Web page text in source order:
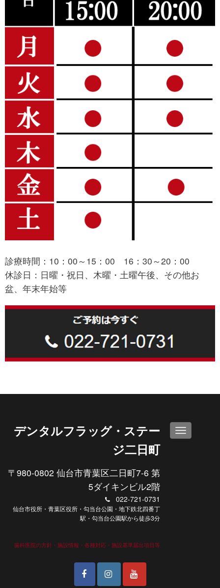
診療時間：10：00～15：00 16：30～20：00
休診日：日曜・祝日、木曜・土曜午後、その他お
盆、年末年始等
デンタルフラッグ・ステー
ジ二日町
〒980-0802 仙台市青葉区二日町7-6 第
5ダイキンビル2階
022-721-0731
仙台市役所・青葉区役所・勾当台公園・地下鉄北四番丁
駅・勾当台公園駅から徒歩3分
歯科医院の方針・施設情報・各種対応・施設基準届出項目等
N
a